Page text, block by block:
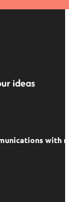
ideas
with